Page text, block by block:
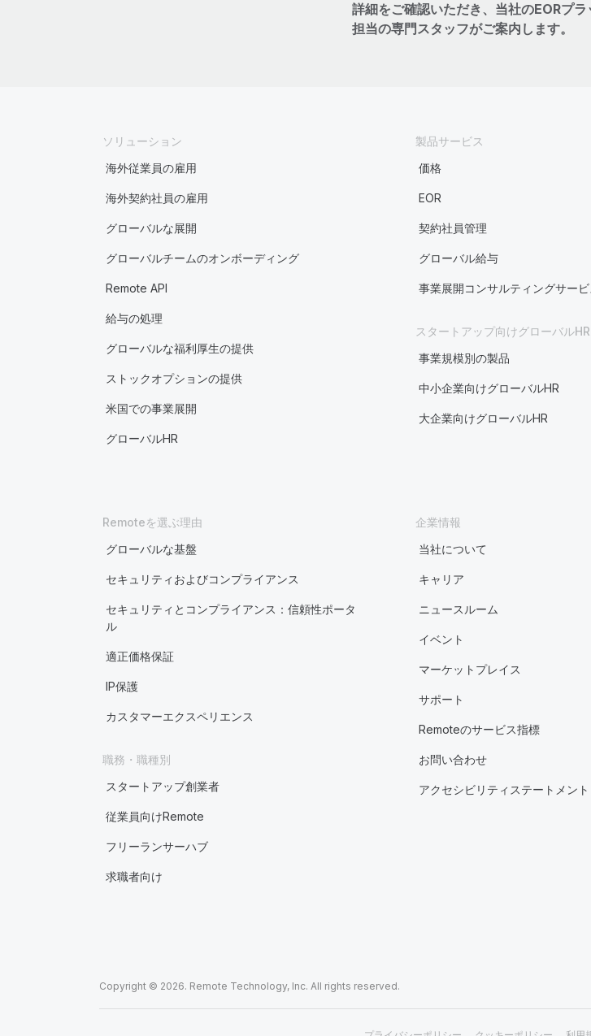
詳細をご確認いただき、当社のEORプ
担当の専門スタッフがご案内します。
ソリューション
海外従業員の雇用
海外契約社員の雇用
グローバルな展開
グローバルチームのオンボーディング
Remote API
給与の処理
グローバルな福利厚生の提供
ストックオプションの提供
米国での事業展開
グローバルHR
製品サービス
価格
EOR
契約社員管理
グローバル給与
事業展開コンサルティングサービ
スタートアップ向けグローバルHR
事業規模別の製品
中小企業向けグローバルHR
大企業向けグローバルHR
Remoteを選ぶ理由
グローバルな基盤
セキュリティおよびコンプライアンス
セキュリティとコンプライアンス：信頼性ポータ
ル
適正価格保証
IP保護
カスタマーエクスペリエンス
職務・職種別
スタートアップ創業者
従業員向けRemote
フリーランサーハブ
求職者向け
企業情報
当社について
キャリア
ニュースルーム
イベント
マーケットプレイス
サポート
Remoteのサービス指標
お問い合わせ
アクセシビリティステートメント
Copyright © 2026. Remote Technology, Inc. All rights reserved.